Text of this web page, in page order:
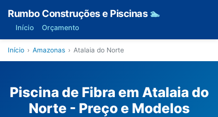
Rumbo Construções e Piscinas 🏊
Início Orçamento
Início › Amazonas › Atalaia do Norte
Piscina de Fibra em Atalaia do
Norte - Preço e Modelos